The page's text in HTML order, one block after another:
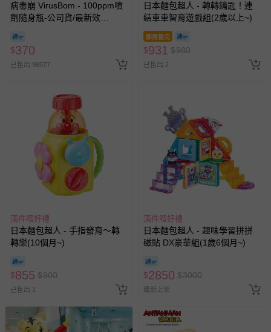
病毒崩 VirusBom - 100ppm噴
劑隨身瓶-公司貨/最新效
$370
已售出 98977
日本麵包超人 - 轉轉鑰匙！連
結車車智育遊戲組(2歲以上~)
即將售完
$931 $980
已售出 2
滿件贈好禮
日本麵包超人 - 手指發育～轉
轉樂(10個月~)
$855 $900
已售出 1
滿件贈好禮
日本麵包超人 - 趣味學習拼拼
磁貼 DX豪華組(1歲6個月~)
$2850 $3000
最新上架